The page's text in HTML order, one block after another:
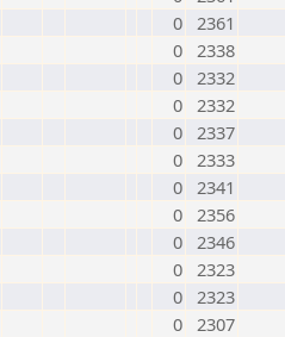
0 2361
0 2338
0 2332
0 2332
0 2337
0 2333
0 2341
0 2356
0 2346
0 2323
0 2323
0 2307